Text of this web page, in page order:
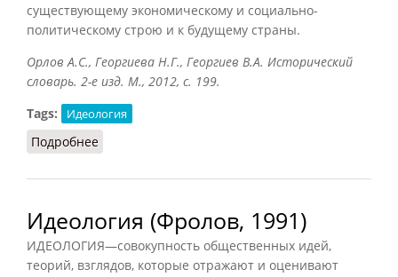
существующему экономическому и социально-
политическому строю и к будущему страны.
Орлов А.С., Георгиева Н.Г., Георгиев В.А. Исторический
словарь. 2-е изд. М., 2012, с. 199.
Tags:
Идеология
Подробнее
Идеология (Фролов, 1991)
ИДЕОЛОГИЯ—совокупность общественных идей,
теорий, взглядов, которые отражают и оценивают